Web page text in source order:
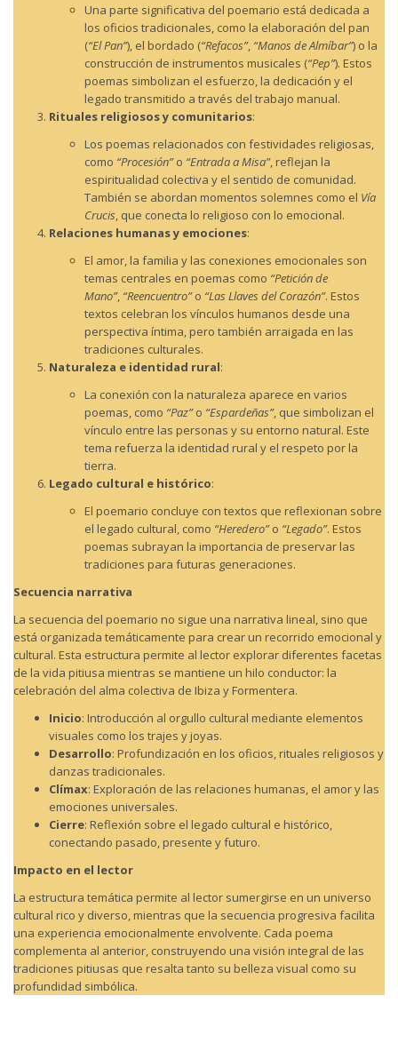
Una parte significativa del poemario está dedicada a
los oficios tradicionales, como la elaboración del pan
(“El Pan”), el bordado (“Refacos”, “Manos de Almíbar”) o la
construcción de instrumentos musicales (“Pep”). Estos
poemas simbolizan el esfuerzo, la dedicación y el
legado transmitido a través del trabajo manual.
Rituales religiosos y comunitarios:
Los poemas relacionados con festividades religiosas,
como “Procesión”o “Entrada a Misa”, reflejan la
espiritualidad colectiva y el sentido de comunidad.
También se abordan momentos solemnes como el Vía
Crucis, que conecta lo religioso con lo emocional.
Relaciones humanas y emociones:
El amor, la familia y las conexiones emocionales son
temas centrales en poemas como “Petición de
Mano”, “Reencuentro”o “Las Llaves del Corazón”. Estos
textos celebran los vínculos humanos desde una
perspectiva íntima, pero también arraigada en las
tradiciones culturales.
Naturaleza e identidad rural:
La conexión con la naturaleza aparece en varios
poemas, como “Paz”o “Espardeñas”, que simbolizan el
vínculo entre las personas y su entorno natural. Este
tema refuerza la identidad rural y el respeto por la
tierra.
Legado cultural e histórico:
El poemario concluye con textos que reflexionan sobre
el legado cultural, como “Heredero”o “Legado”. Estos
poemas subrayan la importancia de preservar las
tradiciones para futuras generaciones.
Secuencia narrativa
La secuencia del poemario no sigue una narrativa lineal, sino que
está organizada temáticamente para crear un recorrido emocional y
cultural. Esta estructura permite al lector explorar diferentes facetas
de la vida pitiusa mientras se mantiene un hilo conductor: la
celebración del alma colectiva de Ibiza y Formentera.
Inicio: Introducción al orgullo cultural mediante elementos
visuales como los trajes y joyas.
Desarrollo: Profundización en los oficios, rituales religiosos y
danzas tradicionales.
Clímax: Exploración de las relaciones humanas, el amor y las
emociones universales.
Cierre: Reflexión sobre el legado cultural e histórico,
conectando pasado, presente y futuro.
Impacto en el lector
La estructura temática permite al lector sumergirse en un universo
cultural rico y diverso, mientras que la secuencia progresiva facilita
una experiencia emocionalmente envolvente. Cada poema
complementa al anterior, construyendo una visión integral de las
tradiciones pitiusas que resalta tanto su belleza visual como su
profundidad simbólica.